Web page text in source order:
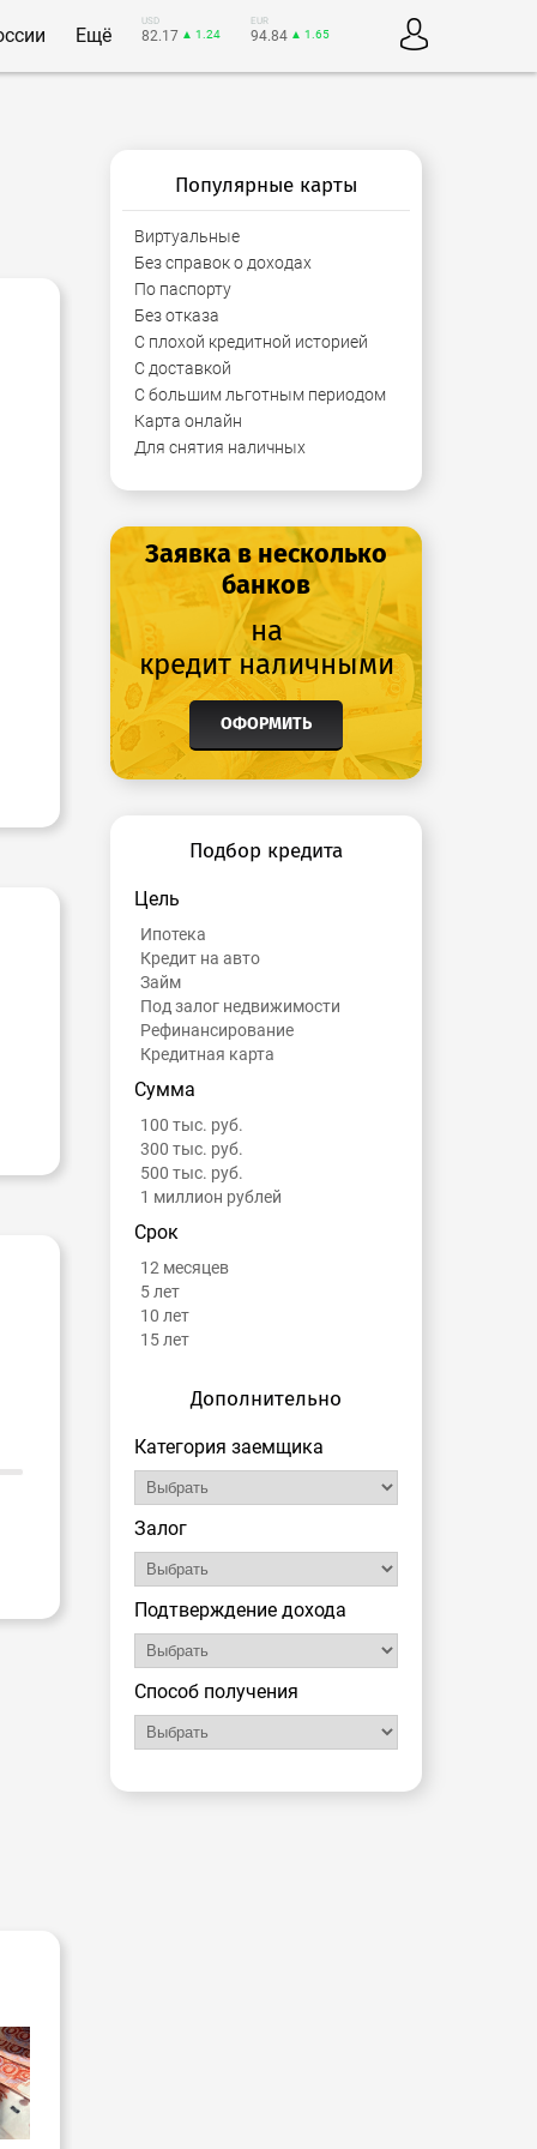
Ещё
USD
82.17 ▲ 1.24
EUR
94.84 ▲ 1.65
Популярные карты
Виртуальные
Без справок о доходах
По паспорту
Без отказа
С плохой кредитной историей
С доставкой
С большим льготным периодом
Карта онлайн
Для снятия наличных
Заявка в несколько
банков
на
кредит наличными
ОФОРМИТЬ
Подбор кредита
Цель
Ипотека
Кредит на авто
Займ
Под залог недвижимости
Рефинансирование
Кредитная карта
Сумма
100 тыс. руб.
300 тыс. руб.
500 тыс. руб.
1 миллион рублей
Срок
12 месяцев
5 лет
10 лет
15 лет
Дополнительно
Категория заемщика
Залог
Подтверждение дохода
Способ получения